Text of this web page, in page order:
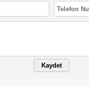
Kaydet